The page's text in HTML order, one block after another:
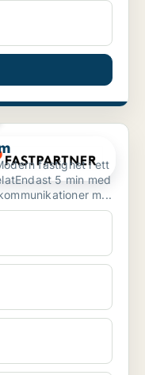
fastighet i ett
5 min med
m...